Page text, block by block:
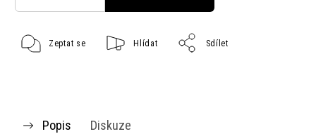
Zeptat se Hlídat Sdílet
Popis Diskuze